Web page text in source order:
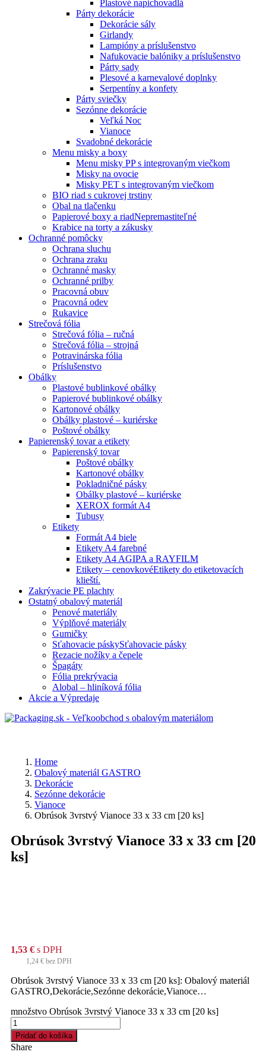
Plastové napichovadlá
Párty dekorácie
Dekorácie sály
Girlandy
Lampióny a príslušenstvo
Nafukovacie balóniky a príslušenstvo
Párty sady
Plesové a karnevalové doplnky
Serpentíny a konfety
Párty sviečky
Sezónne dekorácie
Veľká Noc
Vianoce
Svadobné dekorácie
Menu misky a boxy
Menu misky PP s integrovaným viečkom
Misky na ovocie
Misky PET s integrovaným viečkom
BIO riad s cukrovej trstiny
Obal na tlačenku
Papierové boxy a riadNepremastiteľné
Krabice na torty a zákusky
Ochranné pomôcky
Ochrana sluchu
Ochrana zraku
Ochranné masky
Ochranné prilby
Pracovná obuv
Pracovná odev
Rukavice
Strečová fólia
Strečová fólia – ručná
Strečová fólia – strojná
Potravinárska fólia
Príslušenstvo
Obálky
Plastové bublinkové obálky
Papierové bublinkové obálky
Kartonové obálky
Obálky plastové – kuriérske
Poštové obálky
Papierenský tovar a etikety
Papierenský tovar
Poštové obálky
Kartonové obálky
Pokladničné pásky
Obálky plastové – kuriérske
XEROX formát A4
Tubusy
Etikety
Formát A4 biele
Etikety A4 farebné
Etikety A4 AGIPA a RAYFILM
Etikety – cenovkovéEtikety do etiketovacích
klieští.
Zakrývacie PE plachty
Ostatný obalový materiál
Penové materiály
Výplňové materiály
Gumičky
Sťahovacie páskySťahovacie pásky
Rezacie nožíky a čepele
Špagáty
Fólia prekrývacia
Alobal – hliníková fólia
Akcie a Výpredaje
Home
Obalový materiál GASTRO
Dekorácie
Sezónne dekorácie
Vianoce
Obrúsok 3vrstvý Vianoce 33 x 33 cm [20 ks]
Obrúsok 3vrstvý Vianoce 33 x 33 cm [20
ks]
1,53 € s DPH
1,24 € bez DPH
Obrúsok 3vrstvý Vianoce 33 x 33 cm [20 ks]: Obalový materiál
GASTRO,Dekorácie,Sezónne dekorácie,Vianoce…
množstvo Obrúsok 3vrstvý Vianoce 33 x 33 cm [20 ks]
Pridať do košíka
Share